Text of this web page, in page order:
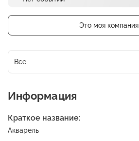
Это моя компания
Все
Информация
Краткое название:
Акварель